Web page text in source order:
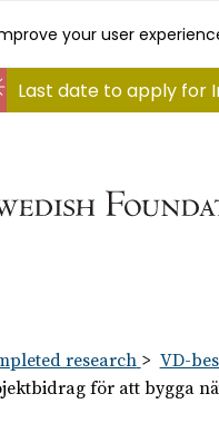
your user
Last date to apply for
research VD-
för att bygga